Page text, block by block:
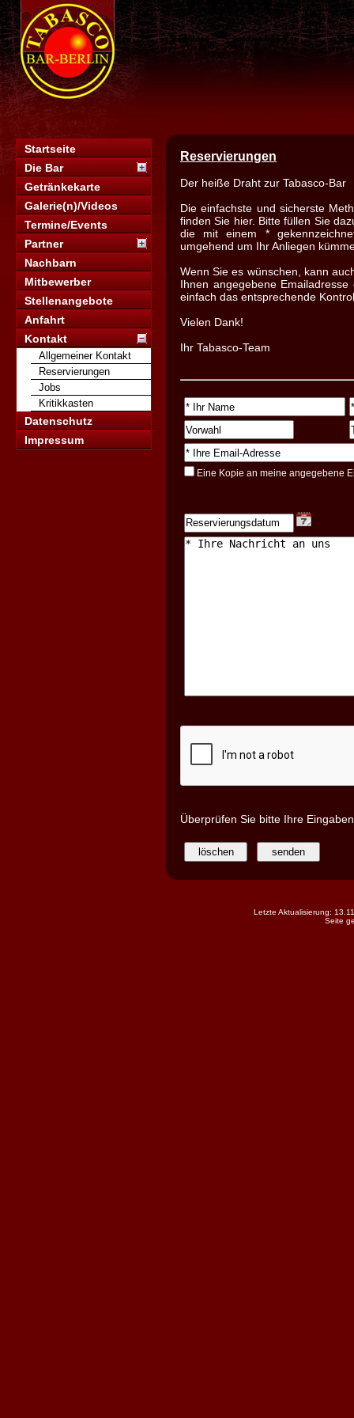
Startseite
Die Bar
Getränkekarte
Galerie(n)/Videos
Termine/Events
Partner
Nachbarn
Mitbewerber
Stellenangebote
Anfahrt
Kontakt
Allgemeiner Kontakt
Reservierungen
Jobs
Kritikkasten
Datenschutz
Impressum
Reservierungen
Der heiße Draht zur Tabasco-Bar
Die einfachste und sicherste
finden Sie hier. Bitte füllen Sie
die mit einem *
umgehend um Ihr Anliegen
Wenn Sie es wünschen, kann
Ihnen angegebene
einfach das entsprechende
Vielen Dank!
Ihr Tabasco-Team
Eine Kopie an meine angegebene
Überprüfen Sie bitte Ihre
Letzte Aktualisierung:
Seite